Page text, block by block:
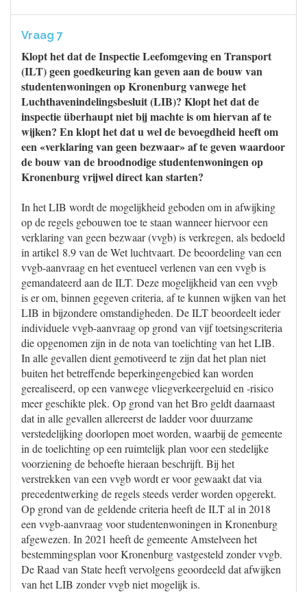
Vraag 7
Klopt het dat de Inspectie Leefomgeving en Transport
(ILT) geen goedkeuring kan geven aan de bouw van
studentenwoningen op Kronenburg vanwege het
Luchthavenindelingsbesluit (LIB)? Klopt het dat de
inspectie überhaupt niet bij machte is om hiervan af te
wijken? En klopt het dat u wel de bevoegdheid heeft om
een «verklaring van geen bezwaar» af te geven waardoor
de bouw van de broodnodige studentenwoningen op
Kronenburg vrijwel direct kan starten?
In het LIB wordt de mogelijkheid geboden om in afwijking
op de regels gebouwen toe te staan wanneer hiervoor een
verklaring van geen bezwaar (vvgb) is verkregen, als bedoeld
in artikel 8.9 van de Wet luchtvaart. De beoordeling van een
vvgb-aanvraag en het eventueel verlenen van een vvgb is
gemandateerd aan de ILT. Deze mogelijkheid van een vvgb
is er om, binnen gegeven criteria, af te kunnen wijken van het
LIB in bijzondere omstandigheden. De ILT beoordeelt ieder
individuele vvgb-aanvraag op grond van vijf toetsingscriteria
die opgenomen zijn in de nota van toelichting van het LIB.
In alle gevallen dient gemotiveerd te zijn dat het plan niet
buiten het betreffende beperkingengebied kan worden
gerealiseerd, op een vanwege vliegverkeergeluid en -risico
meer geschikte plek. Op grond van het Bro geldt daarnaast
dat in alle gevallen allereerst de ladder voor duurzame
verstedelijking doorlopen moet worden, waarbij de gemeente
in de toelichting op een ruimtelijk plan voor een stedelijke
voorziening de behoefte hieraan beschrijft. Bij het
verstrekken van een vvgb wordt er voor gewaakt dat via
precedentwerking de regels steeds verder worden opgerekt.
Op grond van de geldende criteria heeft de ILT al in 2018
een vvgb-aanvraag voor studentenwoningen in Kronenburg
afgewezen. In 2021 heeft de gemeente Amstelveen het
bestemmingsplan voor Kronenburg vastgesteld zonder vvgb.
De Raad van State heeft vervolgens geoordeeld dat afwijken
van het LIB zonder vvgb niet mogelijk is.